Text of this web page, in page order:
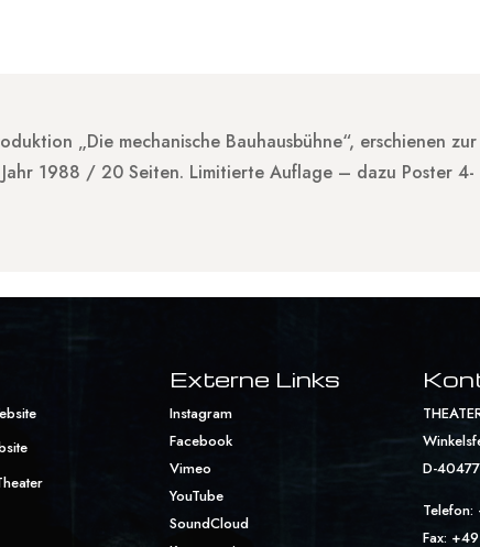
„Die mechanische Bauhausbühne“, erschienen zur
1988 / 20 Seiten. Limitierte Auflage – dazu Poster 4-
Externe Links
Instagram
Facebook
Vimeo
YouTube
SoundCloud
D-
Fax: